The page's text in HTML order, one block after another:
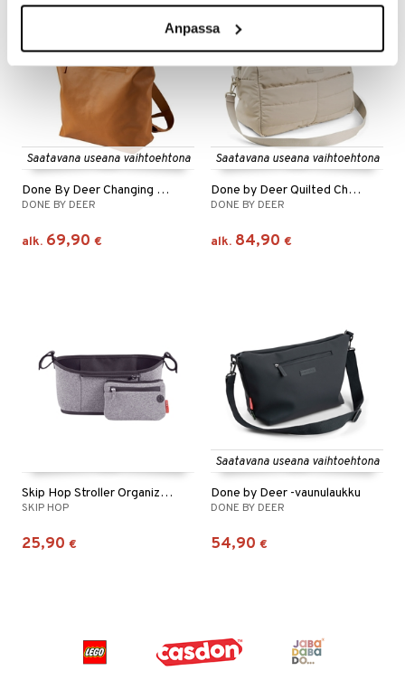
Anpassa
Saatavana useana vaihtoehtona
Done By Deer Changing Backpack
DONE BY DEER
alk. 69,90 €
Saatavana useana vaihtoehtona
Done by Deer Quilted Changing Bag
DONE BY DEER
alk. 84,90 €
Skip Hop Stroller Organizer Platinum
SKIP HOP
25,90 €
Saatavana useana vaihtoehtona
Done by Deer -vaunulaukku
DONE BY DEER
54,90 €